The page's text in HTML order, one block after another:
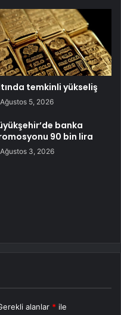
temkinli yükseliş
Ağustos 5, 2026
banka
90 bin lira
Ağustos 3, 2026
alanlar * ile